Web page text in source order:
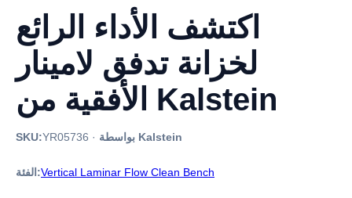
اكتشف الأداء الرائع
لخزانة تدفق لامينار
الأفقية من Kalstein
SKU:YR05736 · بواسطة Kalstein
الفئة:Vertical Laminar Flow Clean Bench